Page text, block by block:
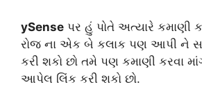
ySense પર હું પોતે અત્યારે કમાણી
રોજ ના એક બે કલાક પણ આપી ને
કરી શકો છો તમે પણ કમાણી કરવા
આપેલ લિંક કરી શકો છો.